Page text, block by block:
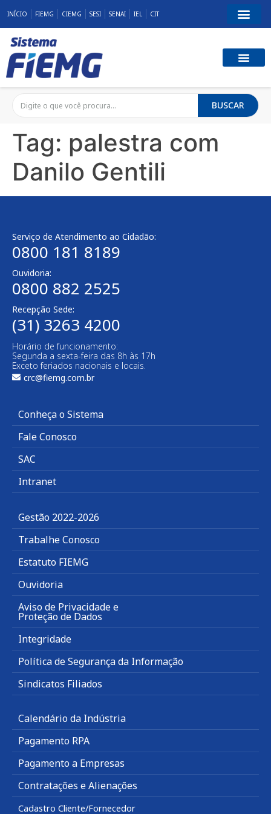
INÍCIO FIEMG CIEMG SESI SENAI IEL CIT
BUSCAR
Tag: palestra com
Danilo Gentili
Serviço de Atendimento ao Cidadão:
0800 181 8189
Ouvidoria:
0800 882 2525​
Recepção Sede:
(31) 3263 4200
Horário de funcionamento:
Segunda a sexta-feira das 8h às 17h
Exceto feriados nacionais e locais.
crc@fiemg.com.br
Conheça o Sistema
Fale Conosco
SAC
Intranet
Gestão 2022-2026
Trabalhe Conosco
Estatuto FIEMG
Ouvidoria
Aviso de Privacidade e
Proteção de Dados
Integridade
Política de Segurança da Informação
Sindicatos Filiados
Calendário da Indústria
Pagamento RPA
Pagamento a Empresas
Contratações e Alienações
Cadastro Cliente/Fornecedor